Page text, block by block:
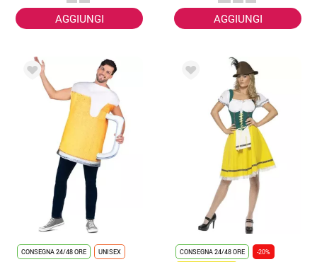
AGGIUNGI AGGIUNGI
CONSEGNA 24/48 ORE UNISEX CONSEGNA 24/48 ORE
-20%